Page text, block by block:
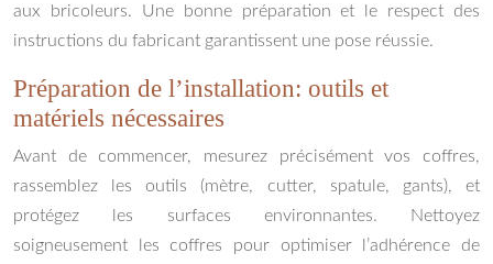
aux bricoleurs. Une bonne préparation et le respect des
instructions du fabricant garantissent une pose réussie.
Préparation de l’installation: outils et
matériels nécessaires
Avant de commencer, mesurez précisément vos coffres,
rassemblez les outils (mètre, cutter, spatule, gants), et
protégez les surfaces environnantes. Nettoyez
soigneusement les coffres pour optimiser l’adhérence de